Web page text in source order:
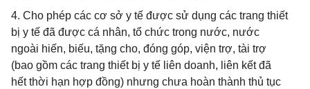
4. Cho phép các cơ sở y tế được sử dụng các trang thiết
bị y tế đã được cá nhân, tổ chức trong nước, nước
ngoài hiến, biếu, tặng cho, đóng góp, viện trợ, tài trợ
(bao gồm các trang thiết bị y tế liên doanh, liên kết đã
hết thời hạn hợp đồng) nhưng chưa hoàn thành thủ tục